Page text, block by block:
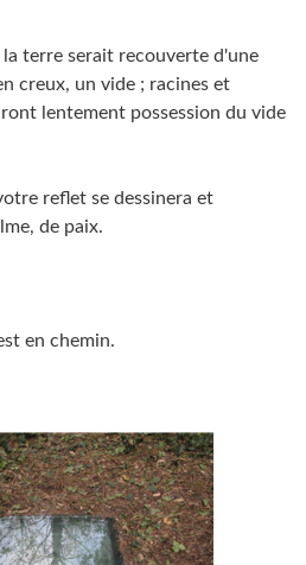
la terre serait recouverte d'une
creux, un vide ; racines et
lentement possession du vide
reflet se dessinera et
de paix.
en chemin.